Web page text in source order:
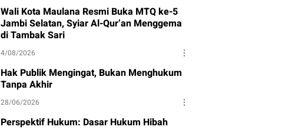
Wali Kota Maulana Resmi Buka MTQ ke-5
Jambi Selatan, Syiar Al-Qur’an Menggema
di Tambak Sari
4/08/2026
Hak Publik Mengingat, Bukan Menghukum
Tanpa Akhir
28/06/2026
Perspektif Hukum: Dasar Hukum Hibah